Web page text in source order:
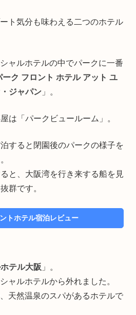
ト気分も味わえる二つのホテル
ャルホテルの中でパークに一番
ーク フロント ホテル アット ユ
ジャパン 」。
は「パークビュールーム」。
すると閉園後のパークの様子を
と、大阪湾を行き来する船を見
群です。
トホテル宿泊レビュー
テル大阪 」。
ャルホテルから外れました。
天然温泉のスパがあるホテルで